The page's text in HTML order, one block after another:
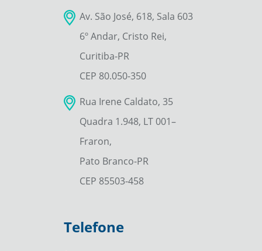
Av. São José, 618, Sala 603
6º Andar, Cristo Rei,
Curitiba-PR
CEP 80.050-350
Rua Irene Caldato, 35
Quadra 1.948, LT 001–
Fraron,
Pato Branco-PR
CEP 85503-458
Telefone